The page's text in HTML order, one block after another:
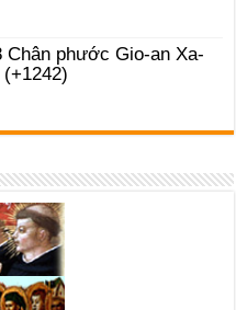
Chân phước Gio-an Xa-
(+1242)